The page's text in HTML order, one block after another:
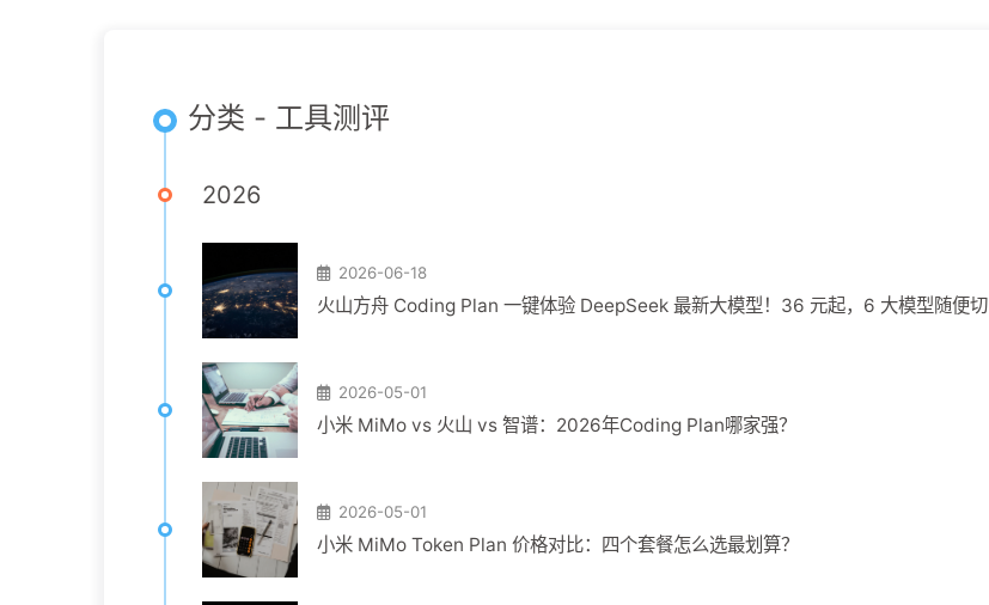
分类 - 工具测评
2026
2026-06-18
火山方舟 Coding Plan 一键体验 DeepSeek 最新大模型！36 元起，6 大模型随便切
2026-05-01
小米 MiMo vs 火山 vs 智谱：2026年Coding Plan哪家强？
2026-05-01
小米 MiMo Token Plan 价格对比：四个套餐怎么选最划算？